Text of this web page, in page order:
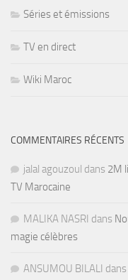
Séries et émissions
TV en direct
Wiki Maroc
COMMENTAIRES RÉCENTS
jalal agouzoul dans 2M
TV Marocaine
MALIKA NASRI dans
magie célèbres
ANSUMOU BILALI dans